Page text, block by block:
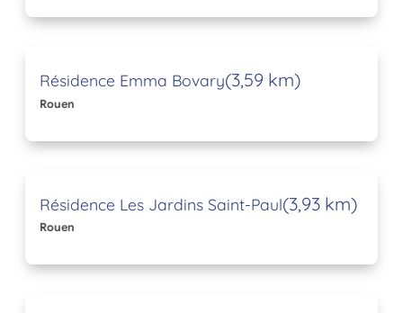
Résidence Emma Bovary(3,59 km)
Rouen
Résidence Les Jardins Saint-Paul(3,93 km)
Rouen